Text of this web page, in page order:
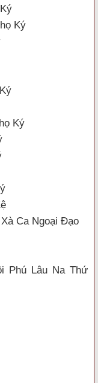
Ký
Ký
Ca Ngoại Đạo
Phú Lâu Na Thứ